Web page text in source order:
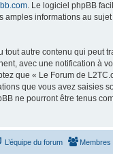
. Le logiciel phpBB
amples informations au
autre contenu qui peut
avec une notification à
que « Le Forum de
que vous avez saisies
ne pourront être tenus
Membres
L’équipe du forum